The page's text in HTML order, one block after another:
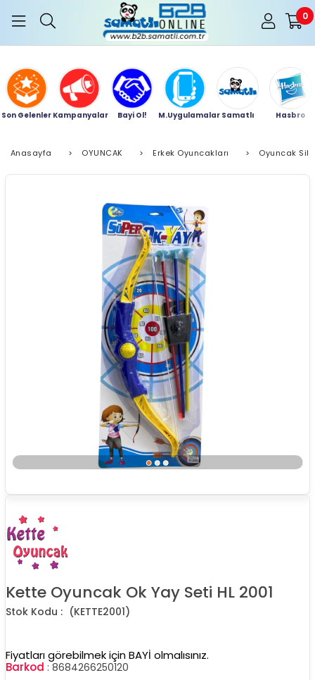
0
Son Gelenler Kampanyalar Bayi Ol! M.Uygulamalar Samatlı Hasbro
Anasayfa > OYUNCAK > Erkek Oyuncakları > Oyuncak
Kette Oyuncak Ok Yay Seti HL 2001
(KETTE2001)
Fiyatları görebilmek için BAYİ olmalısınız.
Barkod : 8684266250120